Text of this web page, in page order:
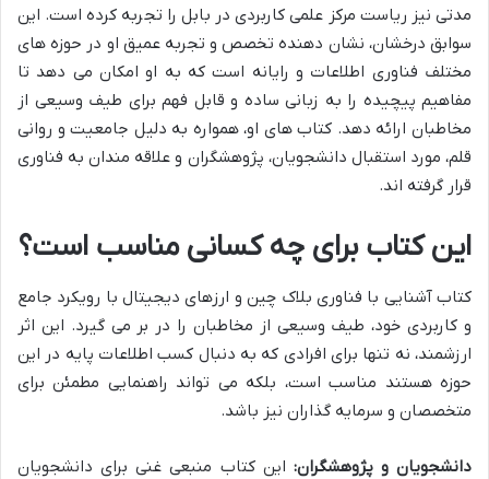
مدتی نیز ریاست مرکز علمی کاربردی در بابل را تجربه کرده است. این
سوابق درخشان، نشان دهنده تخصص و تجربه عمیق او در حوزه های
مختلف فناوری اطلاعات و رایانه است که به او امکان می دهد تا
مفاهیم پیچیده را به زبانی ساده و قابل فهم برای طیف وسیعی از
مخاطبان ارائه دهد. کتاب های او، همواره به دلیل جامعیت و روانی
قلم، مورد استقبال دانشجویان، پژوهشگران و علاقه مندان به فناوری
قرار گرفته اند.
این کتاب برای چه کسانی مناسب است؟
کتاب آشنایی با فناوری بلاک چین و ارزهای دیجیتال با رویکرد جامع
و کاربردی خود، طیف وسیعی از مخاطبان را در بر می گیرد. این اثر
ارزشمند، نه تنها برای افرادی که به دنبال کسب اطلاعات پایه در این
حوزه هستند مناسب است، بلکه می تواند راهنمایی مطمئن برای
متخصصان و سرمایه گذاران نیز باشد.
دانشجویان و پژوهشگران: این کتاب منبعی غنی برای دانشجویان